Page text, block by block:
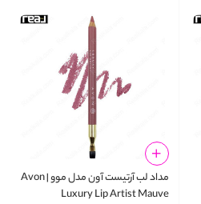
مداد لب آرتیست آون مدل موو | Avon
Luxury Lip Artist Mauve